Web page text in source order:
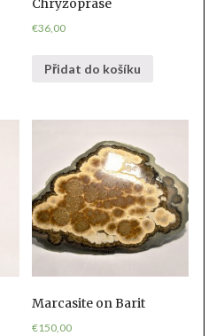
Chryzoprase
€36,00
Přidat do košíku
Marcasite on Barit
€150,00